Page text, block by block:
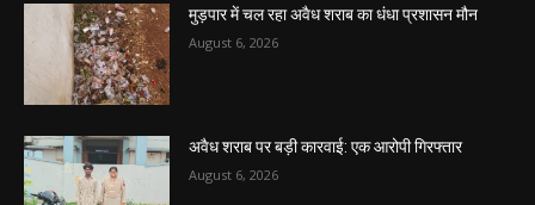
मुड़पार में चल रहा अवैध शराब का धंधा प्रशासन मौन
August 6, 2026
अवैध शराब पर बड़ी कारवाई: एक आरोपी गिरफ्तार
August 6, 2026